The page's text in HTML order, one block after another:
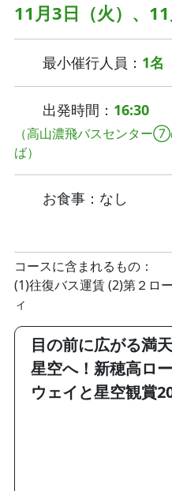
11月3日（火）、11
最小催行人員： 1名
出発時間： 16:30
（高山濃飛バスセンター⑦
ば）
お食事：なし
コースに含まれるもの：
(1)往復バス運賃 (2)第２ロ
ィ
目の前に広がる満
星空へ！新穂高ロ
ウェイと星空観賞